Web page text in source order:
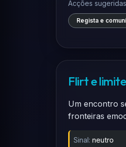
Acções
Regista e
Flirt e
Um encontro
fronteiras
Sinal: neutro